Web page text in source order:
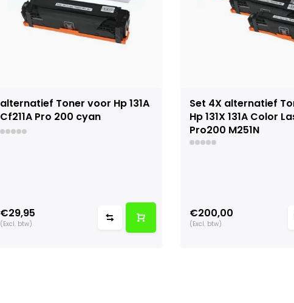
alternatief Toner voor Hp 131A
Cf211A Pro 200 cyan
€29,95
(Excl. btw)
Set 4X alternatief
Hp 131X 131A Color
Pro200 M251N
€200,00
(Excl. btw)